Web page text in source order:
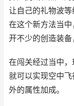
让自己的礼物波等
在这个新方法当
开不少的创造装备
在闯关经过当中
就可以实现空中
外的属性加成。